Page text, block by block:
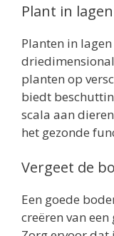
Plant in lagen
Planten in
planten op
biedt
scala aan
het gezonde
Vergeet de
Een goede
creëren van